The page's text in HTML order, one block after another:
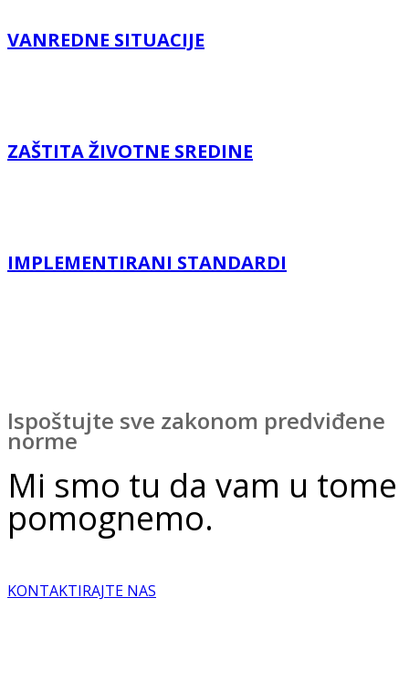
VANREDNE SITUACIJE
ZAŠTITA ŽIVOTNE SREDINE
IMPLEMENTIRANI STANDARDI
Ispoštujte sve zakonom predviđene
norme
Mi smo tu da vam u tome
pomognemo.
KONTAKTIRAJTE NAS